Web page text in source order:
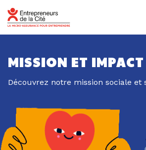
MISSION ET IMPACT
Découvrez notre mission sociale et